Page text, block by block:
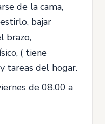
de la cama,
bajar
brazo,
( tiene
tareas del hogar.
de 08.00 a